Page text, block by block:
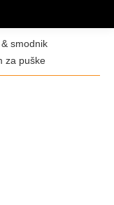
smodnik
za puške